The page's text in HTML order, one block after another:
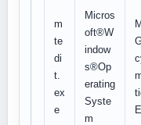
m
te
di
t.
ex
e
Micros
oft®W
indow
s®Op
erating
Syste
m